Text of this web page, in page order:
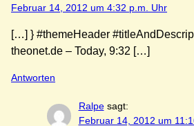
Februar 14, 2012 um 4:32 p.m. Uhr
[…] } #themeHeader
theonet.de – Today, 9:32 […]
Antworten
Ralpe sagt:
Februar 14, 2012 um